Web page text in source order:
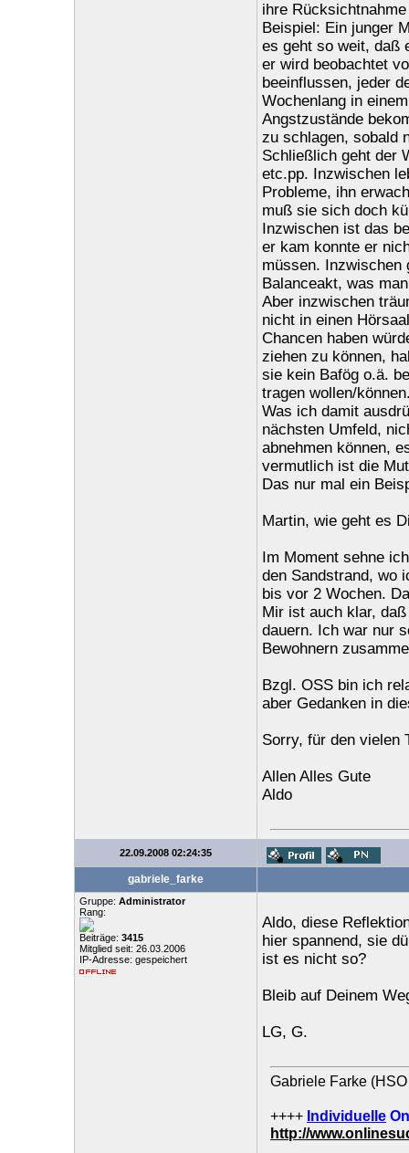
ihre
Beispiel: Ein junger
es geht so weit, daß
er wird beobachtet
beeinflussen, jeder
Wochenlang in
Angstzustände
zu schlagen, sobald
Schließlich geht der
etc.pp. Inzwischen
Probleme, ihn
muß sie sich doch
Inzwischen ist das
er kam konnte er
müssen. Inzwischen
Balanceakt, was
Aber inzwischen
nicht in einen
Chancen haben
ziehen zu können,
sie kein Bafög o.ä.
tragen wollen/
Was ich damit
nächsten Umfeld,
abnehmen können,
vermutlich ist die
Das nur mal ein
Martin, wie geht es
Im Moment sehne
den Sandstrand, wo
bis vor 2 Wochen.
Mir ist auch klar,
dauern. Ich war nur
Bewohnern
Bzgl. OSS bin ich
aber Gedanken in
Sorry, für den vielen
Allen Alles Gute
Aldo
22.09.2008 02:24:35
gabriele_farke
Gruppe: Administrator
Rang:
Beiträge: 3415
Mitglied seit: 26.03.2006
IP-Adresse: gespeichert
Aldo, diese
hier spannend, sie
ist es nicht so?
Bleib auf Deinem
LG, G.
Gabriele Farke (HSO
++++ Individuelle
http://